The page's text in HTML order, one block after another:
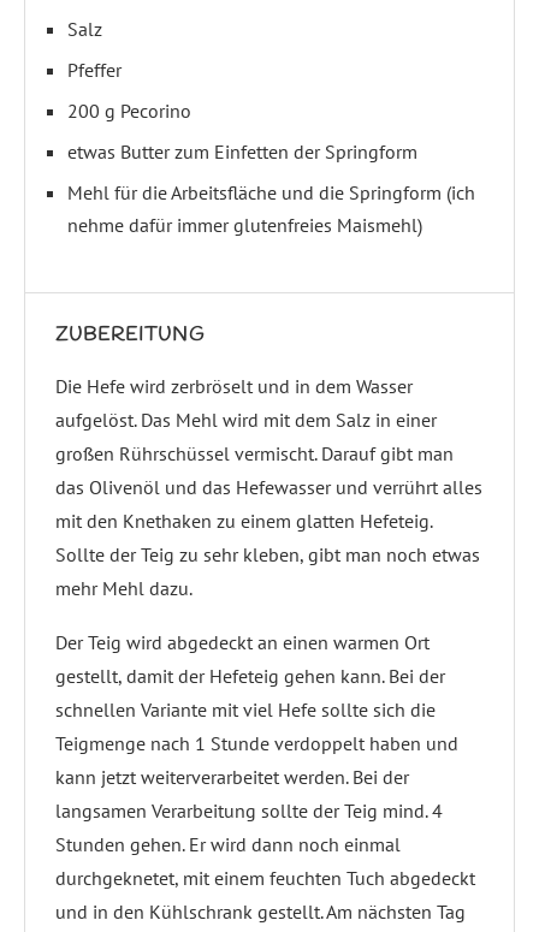
Salz
Pfeffer
200 g Pecorino
etwas Butter zum Einfetten der Springform
Mehl für die Arbeitsfläche und die Springform (ich
nehme dafür immer glutenfreies Maismehl)
ZUBEREITUNG
Die Hefe wird zerbröselt und in dem Wasser
aufgelöst. Das Mehl wird mit dem Salz in einer
großen Rührschüssel vermischt. Darauf gibt man
das Olivenöl und das Hefewasser und verrührt alles
mit den Knethaken zu einem glatten Hefeteig.
Sollte der Teig zu sehr kleben, gibt man noch etwas
mehr Mehl dazu.
Der Teig wird abgedeckt an einen warmen Ort
gestellt, damit der Hefeteig gehen kann. Bei der
schnellen Variante mit viel Hefe sollte sich die
Teigmenge nach 1 Stunde verdoppelt haben und
kann jetzt weiterverarbeitet werden. Bei der
langsamen Verarbeitung sollte der Teig mind. 4
Stunden gehen. Er wird dann noch einmal
durchgeknetet, mit einem feuchten Tuch abgedeckt
und in den Kühlschrank gestellt. Am nächsten Tag